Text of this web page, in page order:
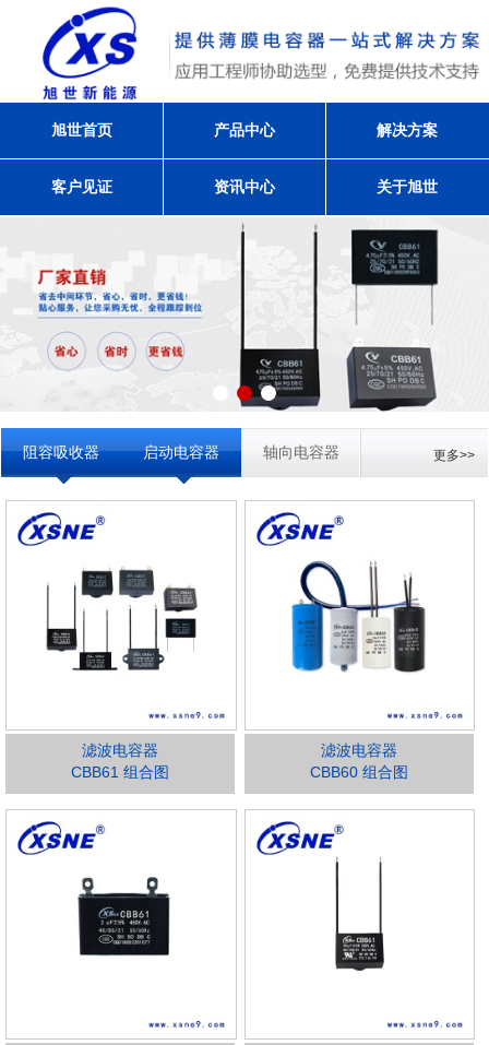
旭世首页 产品中心 解决方案
客户见证 资讯中心 关于旭世
阻容吸收器 启动电容器 轴向电容器 更多>>
滤波电容器
CBB61 组合图
滤波电容器
CBB60 组合图